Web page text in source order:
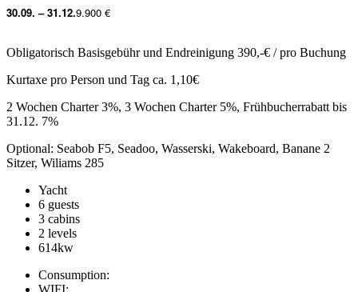
30.09. – 31.12.9.900 €
Obligatorisch Basisgebühr und Endreinigung 390,-€ / pro Buchung
Kurtaxe pro Person und Tag ca. 1,10€
2 Wochen Charter 3%, 3 Wochen Charter 5%, Frühbucherrabatt bis
31.12. 7%
Optional: Seabob F5, Seadoo, Wasserski, Wakeboard, Banane 2
Sitzer, Wiliams 285
Yacht
6 guests
3 cabins
2 levels
614kw
Consumption:
WIFI: